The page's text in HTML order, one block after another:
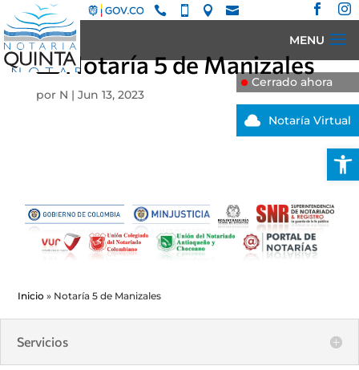
     
 Notaría Virtual
Cerrado ahora
Notaría 5 de Manizales
por N | Jun 13, 2023
Manizales
Inicio » Notaría 5 de Manizales
Servicios